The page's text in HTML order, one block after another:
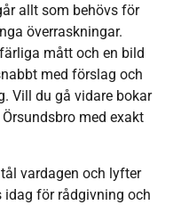
allt som behövs för
överraskningar.
mått och en bild
med förslag och
Vill du gå vidare bokar
med exakt
vardagen och lyfter
idag för rådgivning och